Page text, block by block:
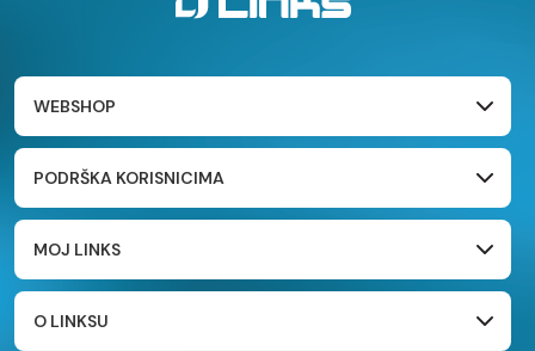
WEBSHOP
PODRŠKA KORISNICIMA
MOJ LINKS
O LINKSU